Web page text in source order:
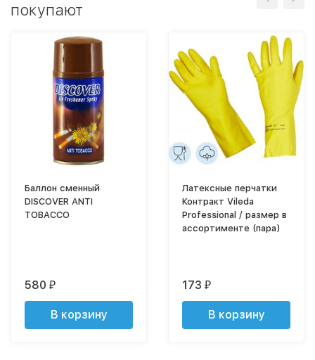
покупают
Баллон сменный
DISCOVER ANTI
TOBACCO
580 ₽
В корзину
Латексные перчатки
Контракт Vileda
Professional / размер в
ассортименте (пара)
173 ₽
В корзину